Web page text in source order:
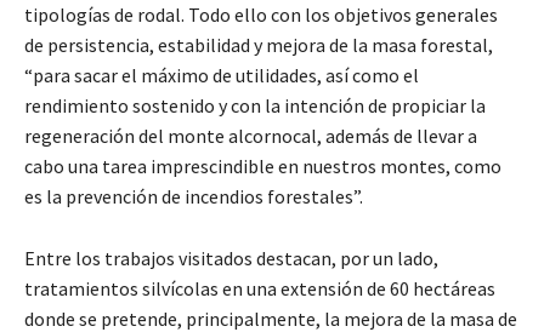
tipologías de rodal. Todo ello con los objetivos generales
de persistencia, estabilidad y mejora de la masa forestal,
“para sacar el máximo de utilidades, así como el
rendimiento sostenido y con la intención de propiciar la
regeneración del monte alcornocal, además de llevar a
cabo una tarea imprescindible en nuestros montes, como
es la prevención de incendios forestales”.
Entre los trabajos visitados destacan, por un lado,
tratamientos silvícolas en una extensión de 60 hectáreas
donde se pretende, principalmente, la mejora de la masa de